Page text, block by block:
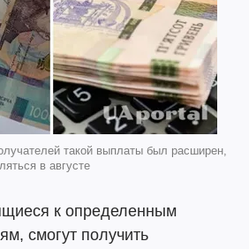
такой выплаты был расширен,
в августе
к определенным
смогут получить